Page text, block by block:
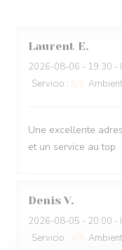
Laurent E
2026-08-06 - 19:30 -
Servicio :
Une excellente
et un service au top.
Denis V
2026-08-05 - 20:00 -
Servicio :